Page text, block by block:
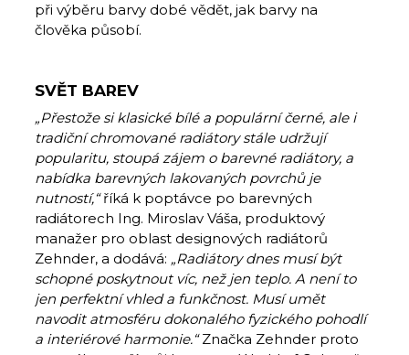
při výběru barvy dobé vědět, jak barvy na
člověka působí.
SVĚT BAREV
„Přestože si klasické bílé a populární černé, ale i
tradiční chromované radiátory stále udržují
popularitu, stoupá zájem o barevné radiátory, a
nabídka barevných lakovaných povrchů je
nutností,“říká k poptávce po barevných
radiátorech Ing. Miroslav Váša, produktový
manažer pro oblast designových radiátorů
Zehnder, a dodává: „Radiátory dnes musí být
schopné poskytnout víc, než jen teplo. A není to
jen perfektní vhled a funkčnost. Musí umět
navodit atmosféru dokonalého fyzického pohodlí
a interiérové harmonie.“Značka Zehnder proto